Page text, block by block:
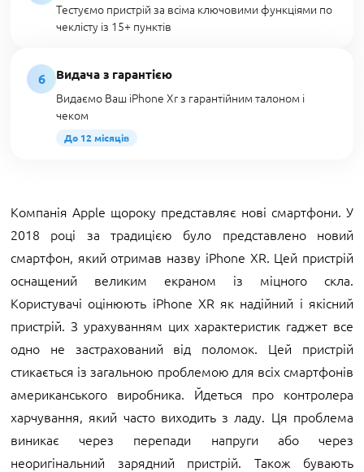
Тестуємо пристрій за всіма ключовими функціями по
чеклісту із 15+ пунктів
6
Видача з гарантією
Видаємо Ваш iPhone Xr з гарантійним талоном і
чеком
До 12 місяців
Компанія Apple щороку представляє нові смартфони. У
2018 році за традицією було представлено новий
смартфон, який отримав назву iPhone XR. Цей пристрій
оснащений великим екраном із міцного скла.
Користувачі оцінюють iPhone XR як надійний і якісний
пристрій. З урахуванням цих характеристик гаджет все
одно не застрахований від поломок. Цей пристрій
стикається із загальною проблемою для всіх смартфонів
американського виробника. Йдеться про контролера
харчування, який часто виходить з ладу. Ця проблема
виникає через перепади напруги або через
неоригінальний зарядний пристрій. Також бувають